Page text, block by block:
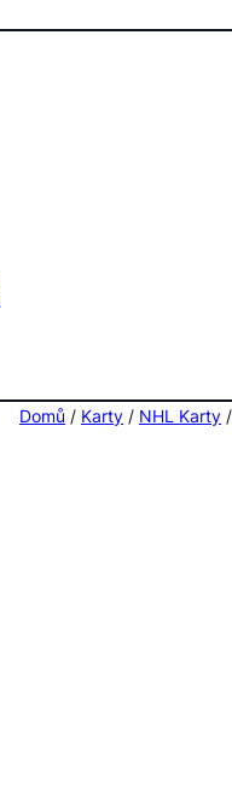
Domů / Karty / NHL Karty /